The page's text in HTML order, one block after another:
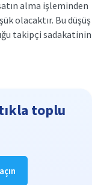
alma işleminden
olacaktır. Bu düşüş
takipçi sadakatinin
toplu